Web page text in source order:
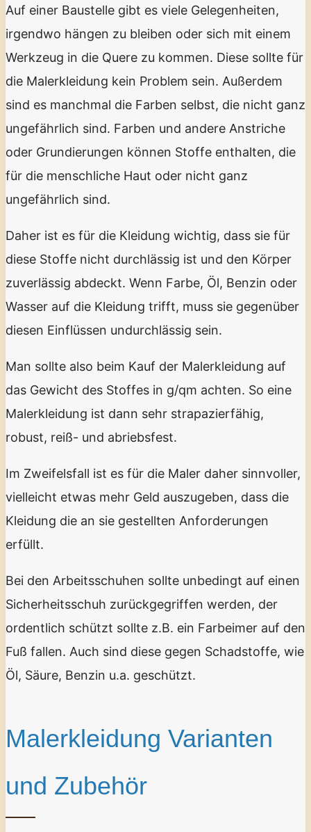
Auf einer Baustelle gibt es viele Gelegenheiten,
irgendwo hängen zu bleiben oder sich mit einem
Werkzeug in die Quere zu kommen. Diese sollte für
die Malerkleidung kein Problem sein. Außerdem
sind es manchmal die Farben selbst, die nicht ganz
ungefährlich sind. Farben und andere Anstriche
oder Grundierungen können Stoffe enthalten, die
für die menschliche Haut oder nicht ganz
ungefährlich sind.
Daher ist es für die Kleidung wichtig, dass sie für
diese Stoffe nicht durchlässig ist und den Körper
zuverlässig abdeckt. Wenn Farbe, Öl, Benzin oder
Wasser auf die Kleidung trifft, muss sie gegenüber
diesen Einflüssen undurchlässig sein.
Man sollte also beim Kauf der Malerkleidung auf
das Gewicht des Stoffes in g/qm achten. So eine
Malerkleidung ist dann sehr strapazierfähig,
robust, reiß- und abriebsfest.
Im Zweifelsfall ist es für die Maler daher sinnvoller,
vielleicht etwas mehr Geld auszugeben, dass die
Kleidung die an sie gestellten Anforderungen
erfüllt.
Bei den Arbeitsschuhen sollte unbedingt auf einen
Sicherheitsschuh zurückgegriffen werden, der
ordentlich schützt sollte z.B. ein Farbeimer auf den
Fuß fallen. Auch sind diese gegen Schadstoffe, wie
Öl, Säure, Benzin u.a. geschützt.
Malerkleidung Varianten
und Zubehör